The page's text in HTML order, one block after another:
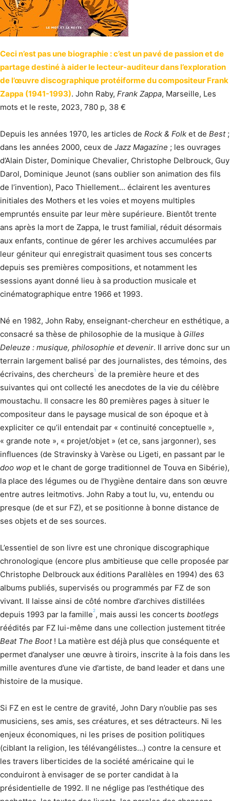
Ceci n’est pas une biographie : c’est un pavé de passion et de
partage destiné à aider le lecteur-auditeur dans l’exploration
de l’œuvre discographique protéiforme du compositeur Frank
Zappa (1941-1993). John Raby, Frank Zappa, Marseille, Les
mots et le reste, 2023, 780 p, 38 €
Depuis les années 1970, les articles de Rock & Folk et de Best;
dans les années 2000, ceux de Jazz Magazine ; les ouvrages
d’Alain Dister, Dominique Chevalier, Christophe Delbrouck, Guy
Darol, Dominique Jeunot (sans oublier son animation des fils
de l’invention), Paco Thiellement… éclairent les aventures
initiales des Mothers et les voies et moyens multiples
empruntés ensuite par leur mère supérieure. Bientôt trente
ans après la mort de Zappa, le trust familial, réduit désormais
aux enfants, continue de gérer les archives accumulées par
leur géniteur qui enregistrait quasiment tous ses concerts
depuis ses premières compositions, et notamment les
sessions ayant donné lieu à sa production musicale et
cinématographique entre 1966 et 1993.
Né en 1982, John Raby, enseignant-chercheur en esthétique, a
consacré sa thèse de philosophie de la musique à Gilles
Deleuze : musique, philosophie et devenir. Il arrive donc sur un
terrain largement balisé par des journalistes, des témoins, des
écrivains, des chercheurs1 de la première heure et des
suivantes qui ont collecté les anecdotes de la vie du célèbre
moustachu. Il consacre les 80 premières pages à situer le
compositeur dans le paysage musical de son époque et à
expliciter ce qu’il entendait par « continuité conceptuelle »,
« grande note », « projet/objet » (et ce, sans jargonner), ses
influences (de Stravinsky à Varèse ou Ligeti, en passant par le
doo wop et le chant de gorge traditionnel de Touva en Sibérie),
la place des légumes ou de l’hygiène dentaire dans son œuvre
entre autres leitmotivs. John Raby a tout lu, vu, entendu ou
presque (de et sur FZ), et se positionne à bonne distance de
ses objets et de ses sources.
L’essentiel de son livre est une chronique discographique
chronologique (encore plus ambitieuse que celle proposée par
Christophe Delbrouckauxéditions Parallèles en 1994) des 63
albums publiés, supervisés ou programmés par FZ de son
vivant. Il laisse ainsi de côté nombre d’archives distillées
depuis 1993 par la famille2, mais aussi les concerts bootlegs
réédités par FZ lui-même dans une collection justement titrée
Beat The Boot ! La matière est déjà plus que conséquente et
permet d’analyser une œuvre à tiroirs, inscrite à la fois dans les
mille aventures d’une vie d’artiste, de band leader et dans une
histoire de la musique.
Si FZ en est le centre de gravité, John Dary n’oublie pas ses
musiciens, ses amis, ses créatures, et ses détracteurs. Ni les
enjeux économiques, ni les prises de position politiques
(ciblant la religion, les télévangélistes…) contre la censure et
les travers liberticides de la société américaine qui le
conduiront à envisager de se porter candidat à la
présidentielle de 1992. Il ne néglige pas l’esthétique des